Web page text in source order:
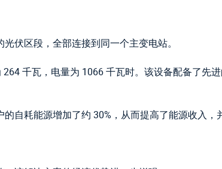
伏区段，全部连接到同一个主变电站。
千瓦，电量为 1066 千瓦时。该设备配备了先
自耗能源增加了约 30%，从而提高了能源收入，